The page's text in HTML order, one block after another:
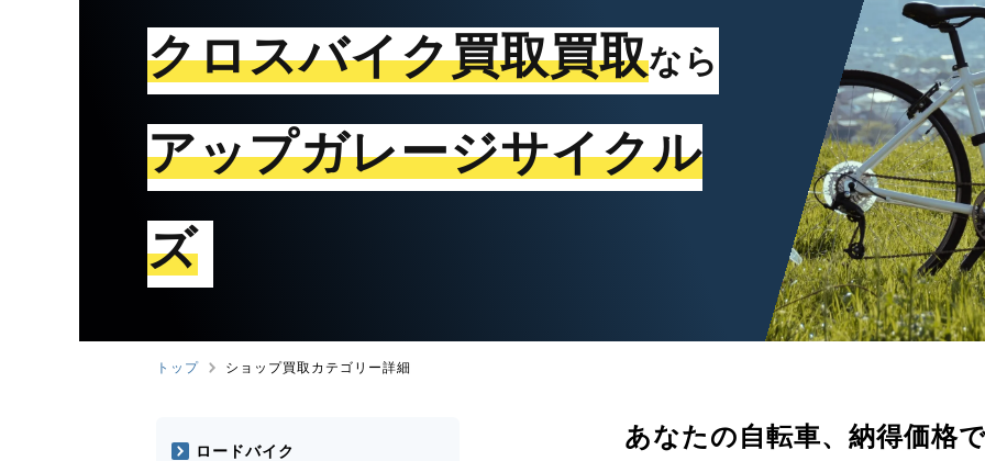
クロスバイク買取買取なら
アップガレージサイクル
ズ
トップ ショップ買取カテゴリー詳細
あなたの自転車、 納得価格
ロードバイク